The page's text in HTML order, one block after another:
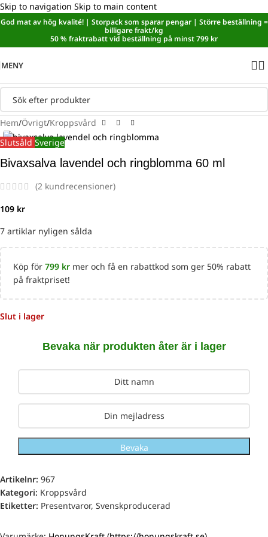
Skip to navigation Skip to main content
Sänkt matmoms! I kassan dras automatiskt 5,35 % av från alla
varor.
God mat av hög kvalité! | Storpack som sparar pengar | Större beställning =
billigare frakt/kg
50 % fraktrabatt vid beställning på minst 799 kr
MENY
Hem/Övrigt/Kroppsvård
Slutsåld Sverige
Bivaxsalva lavendel och ringblomma 60 ml
(2 kundrecensioner)
109 kr
7
Köp för 799 kr mer och få en rabattkod som ger 50% rabatt
på fraktpriset!
Slut i lager
Bevaka när produkten åter är i lager
Bevaka
Artikelnr: 967
Kategori: Kroppsvård
Etiketter: Presentvaror, Svenskproducerad